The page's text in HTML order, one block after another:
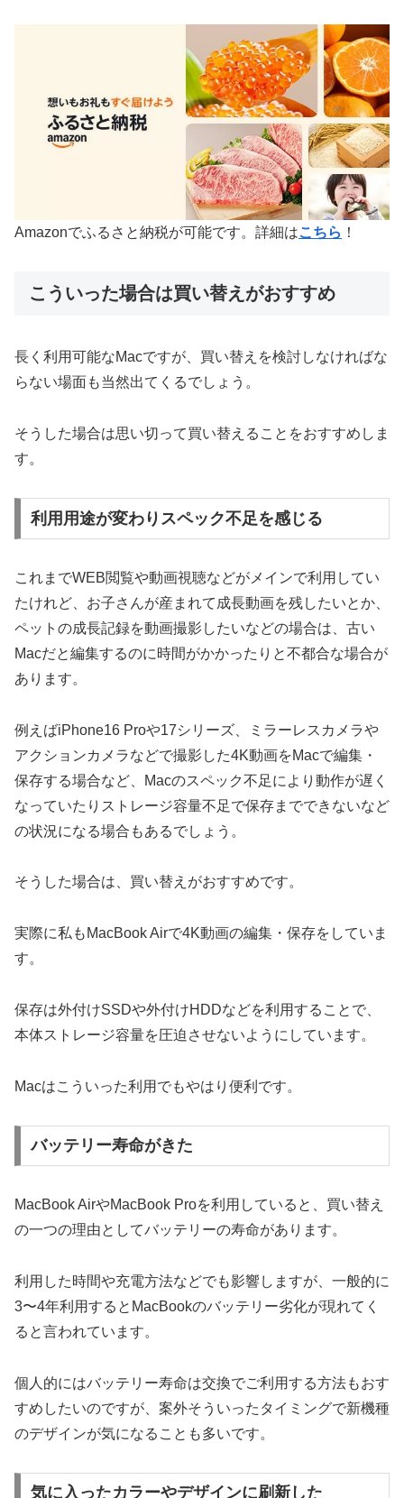
Amazonでふるさと納税が可能です。詳細はこちら ！
こういった場合は買い替えがおすすめ
長く利用可能なMacですが、買い替えを検討しなければな
らない場面も当然出てくるでしょう。
そうした場合は思い切って買い替えることをおすすめしま
す。
利用用途が変わりスペック不足を感じる
これまでWEB閲覧や動画視聴などがメインで利用してい
たけれど、お子さんが産まれて成長動画を残したいとか、
ペットの成長記録を動画撮影したいなどの場合は、古い
Macだと編集するのに時間がかかったりと不都合な場合が
あります。
例えばiPhone16 Proや17シリーズ、ミラーレスカメラや
アクションカメラなどで撮影した4K動画をMacで編集・
保存する場合など、Macのスペック不足により動作が遅く
なっていたりストレージ容量不足で保存までできないなど
の状況になる場合もあるでしょう。
そうした場合は、買い替えがおすすめです。
実際に私もMacBook Airで4K動画の編集・保存をしていま
す。
保存は外付けSSDや外付けHDDなどを利用することで、
本体ストレージ容量を圧迫させないようにしています。
Macはこういった利用でもやはり便利です。
バッテリー寿命がきた
MacBook AirやMacBook Proを利用していると、買い替え
の一つの理由としてバッテリーの寿命があります。
利用した時間や充電方法などでも影響しますが、一般的に
3〜4年利用するとMacBookのバッテリー劣化が現れてく
ると言われています。
個人的にはバッテリー寿命は交換でご利用する方法もおす
すめしたいのですが、案外そういったタイミングで新機種
のデザインが気になることも多いです。
気に入ったカラーやデザインに刷新した